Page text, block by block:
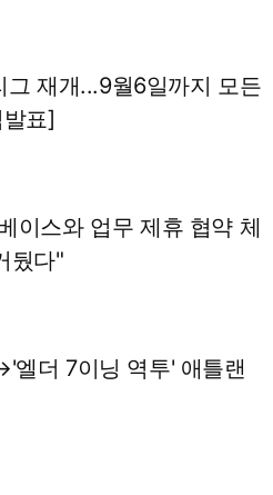
재개...9월6일까지 모든
표]
이스와 업무 제휴 협약 체
뒀다"
더 7이닝 역투' 애틀랜